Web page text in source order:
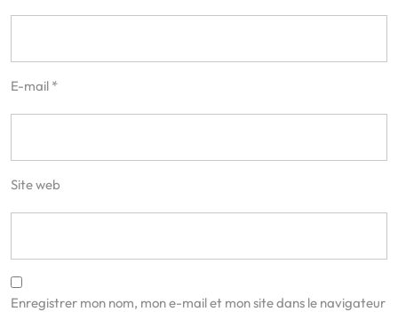
E-mail *
Site web
Enregistrer mon nom, mon e-mail et mon site dans le navigateur